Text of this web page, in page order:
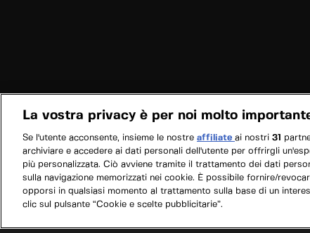
La vostra privacy è per noi molto
Se l'utente acconsente, insieme le nostre affiliate ai nostri 31
archiviare e accedere ai dati personali dell'utente per offrirgli
più personalizzata. Ciò avviene tramite il trattamento dei dati
sulla navigazione memorizzati nei cookie. È possibile fornire/
opporsi in qualsiasi momento al trattamento sulla base di un
clic sul pulsante “Cookie e scelte pubblicitarie”.